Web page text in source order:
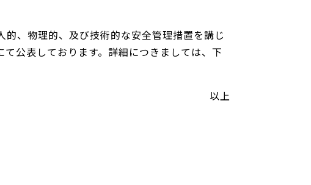
、物理的、及び技術的な安全管理措置を講じ
て公表しております。詳細につきましては、下
以上